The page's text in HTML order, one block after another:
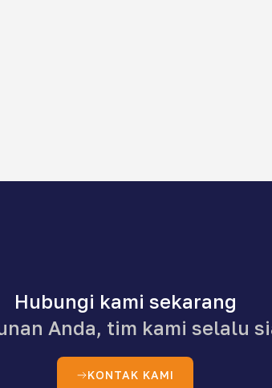
Hubungi kami sekarang
Anda, tim kami selalu
KONTAK KAMI